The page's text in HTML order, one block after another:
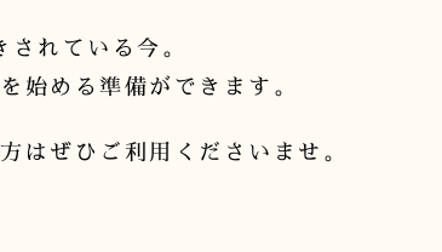
れている今。
始める準備ができます。
はぜひご利用くださいませ。